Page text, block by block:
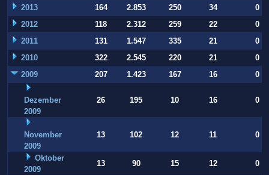
2013
164 2.853 250 34
0
2012
118 2.312 259 22
0
2011
131 1.547 335 21
0
2010
322 2.545 220 21
0
2009
207 1.423 167 16 0
Dezember
2009
26 195 10 16 0
November
2009
13 102 12 11 0
Oktober
2009
13 90 15 12 0